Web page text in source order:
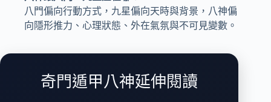
八門偏向行動方式，九星偏向天時與背景，八神偏
向隱形推力、心理狀態、外在氣氛與不可見變數。
奇門遁甲八神延伸閱讀